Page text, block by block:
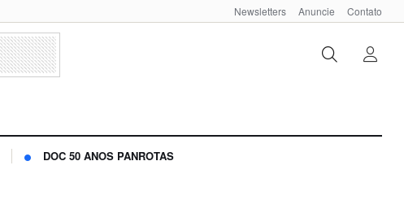
Newsletters Anuncie Contato
DOC 50 ANOS PANROTAS